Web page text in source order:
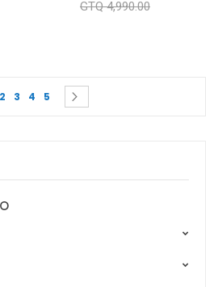
GTQ 4,990.00
currently reading page
Page
2 Page
3 Page
4 Page
5 Page